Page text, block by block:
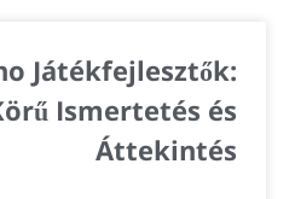
Játékfejlesztők:
Ismertetés és
Áttekintés